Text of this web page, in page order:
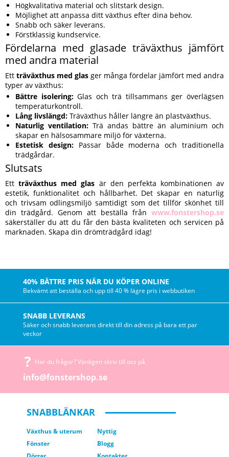
Högkvalitativa material och slitstark design.
Möjlighet att anpassa ditt växthus efter dina behov.
Snabb och säker leverans.
Förstklassig kundservice.
Fördelarna med glasade träväxthus jämfört
med andra material
Ett träväxthus med glas ger många fördelar jämfört med andra
typer av växthus:
Bättre isolering:Glas och trä tillsammans ger överlägsen
temperaturkontroll.
Lång livslängd: Träväxthus håller längre än plastväxthus.
Naturlig ventilation: Trä andas bättre än aluminium och
skapar en hälsosammare miljö för växterna.
Estetisk design:Passar både moderna och traditionella
trädgårdar.
Slutsats
Ettträväxthus med glas är den perfekta kombinationen av
estetik, funktionalitet och hållbarhet. Det skapar en naturlig
och trivsam odlingsmiljö samtidigt som det tillför skönhet till
din trädgård. Genom att beställa från www.fonstershop.se
säkerställer du att du får den bästa kvaliteten och servicen på
marknaden. Skapa din drömträdgård idag!
40% BÄTTRE PRIS NÄR DU KÖPER ONLINE
Bekvämt att beställa och upp till 40 % lägre pris i webbutiken
SNABB LEVERANS
Säker och snabb leverans direkt till din adress på bara ett par
veckor
Har du frågor? Vänligen skriv till oss på
info@fonstershop.se
SNABBLÄNKAR
Växthus & uterum
Fönster
Nyttig
Blogg